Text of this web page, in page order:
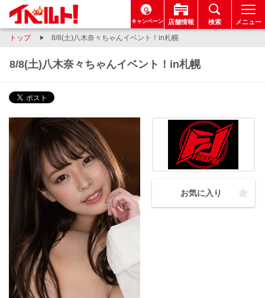
キャンペーン 店舗情報 検索 メニュー
トップ 8/8(土)八木奈々ちゃんイベント！in札幌
8/8(土)八木奈々ちゃんイベント！in札幌
お気に入り